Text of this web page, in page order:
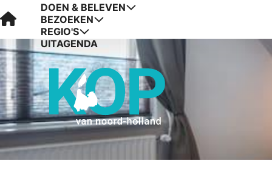
Visit Kop van Holland
DOEN & BELEVEN
BEZOEKEN
REGIO'S
UITAGENDA